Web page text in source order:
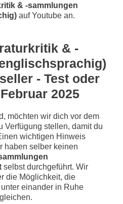
& -sammlungen
auf Youtube an.
& -
- Test oder
2025
möchten wir dich vor dem
Verfügung stellen, damit du
wichtigen Hinweis
haben selber keinen
selbst durchgeführt. Wir
die Möglichkeit, die
einander in Ruhe